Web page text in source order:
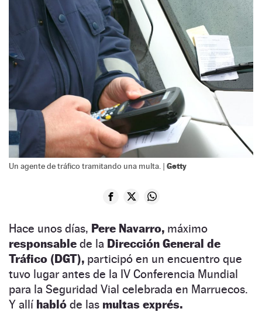
Un agente de tráfico tramitando una multa. | Getty
Hace unos días, Pere Navarro, máximo
responsable de la Dirección General de
Tráfico (DGT), participó en un encuentro que
tuvo lugar antes de la IV Conferencia Mundial
para la Seguridad Vial celebrada en Marruecos.
Y allí habló de las multas exprés.